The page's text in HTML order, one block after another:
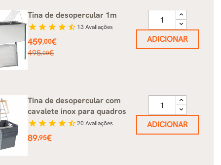
Tina de desopercular 1m
star star star star star_half 13Avaliações
Preço
459,00€
Preço
495,00€
ADICIONAR
Tina de desopercular com
cavalete inox para quadros
star star star star star_half20 Avaliações
Preço
89,95€
ADICIONAR